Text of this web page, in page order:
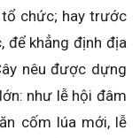
chức; hay trước
để khẳng định địa
nêu được dựng
như lễ hội đâm
cốm lúa mới, lễ